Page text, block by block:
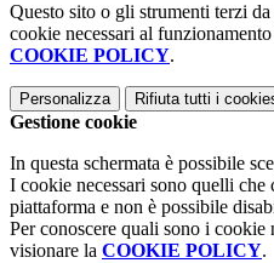
Questo sito o gli strumenti terzi
cookie necessari al
COOKIE POLICY.
Personalizza Rifiuta tutti i
Gestione cookie
In questa schermata è possibile
I cookie necessari sono quelli
piattaforma e non è possibile
Per conoscere quali sono i cookie
visionare la COOKIE POLICY.